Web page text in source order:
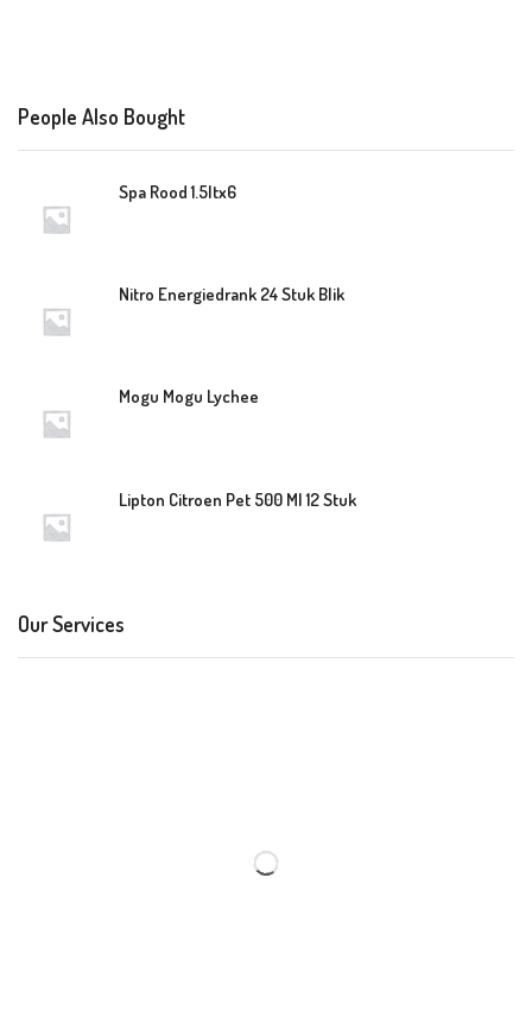
People Also Bought
Spa Rood 1.5ltx6
Nitro Energiedrank 24 Stuk Blik
Mogu Mogu Lychee
Lipton Citroen Pet 500 Ml 12 Stuk
Our Services